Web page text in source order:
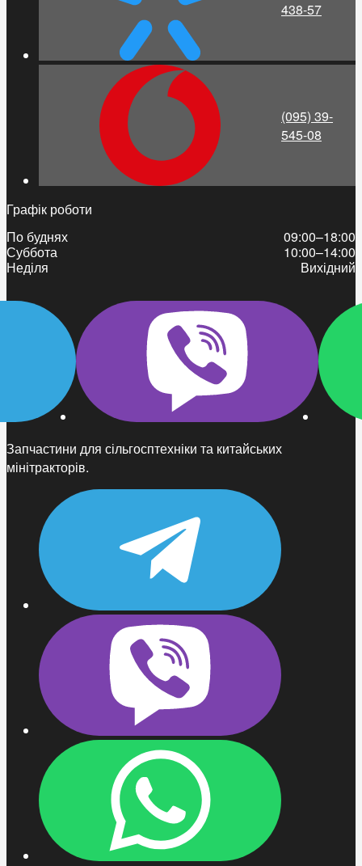
Запчастини для сільгосптехніки та китайських
мінітракторів.
438-57
(095) 39-
545-08
Графік роботи
По буднях
09:00–18:00
Суббота
10:00–14:00
Неділя
Вихідний